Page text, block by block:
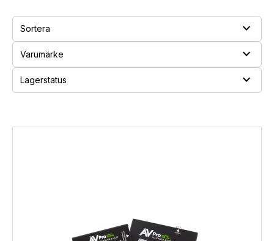
Sortera expand_more
Varumärke expand_more
Lagerstatus expand_more